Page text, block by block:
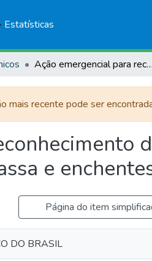
Estatísticas
Ação emergencial para reconhecimento de áreas de alto e muito alto risco a movimentos de massa e enchentes: Rolante, Rio Grande do Sul
mais recente pode ser
e
Página do item
DO BRASIL